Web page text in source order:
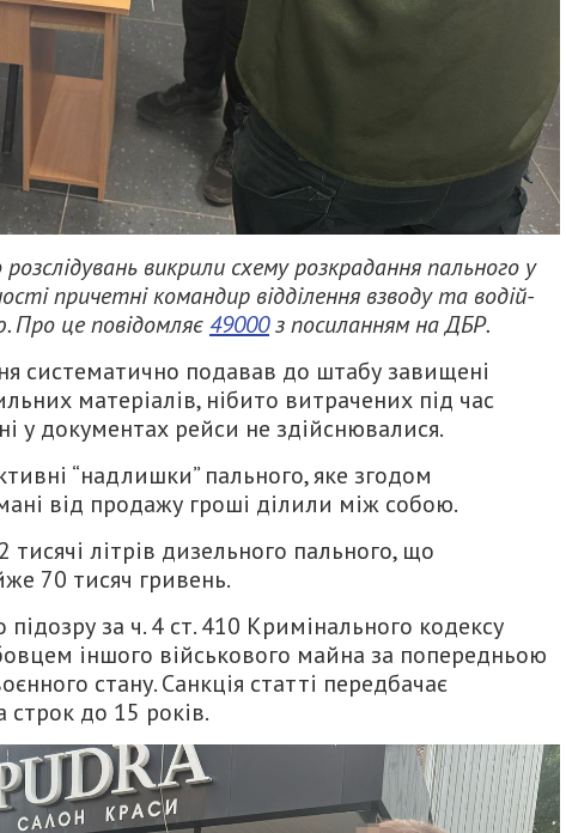
викрили схему розкрадання пального у
причетні командир відділення взводу та водій-
Про це повідомляє49000з посиланням на ДБР.
систематично подавав до штабу завищені
матеріалів, нібито витрачених під час
у документах рейси не здійснювалися.
“надлишки” пального, яке згодом
від продажу гроші ділили між собою.
літрів дизельного пального, що
70 тисяч гривень.
за ч. 4 ст. 410 Кримінального кодексу
іншого військового майна за попередньою
стану. Санкція статті передбачає
строк до 15 років.